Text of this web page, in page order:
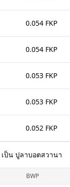
0.054 FKP
0.054 FKP
0.053 FKP
0.053 FKP
0.052 FKP
ป็น ปูลาบอตสวานา
BWP